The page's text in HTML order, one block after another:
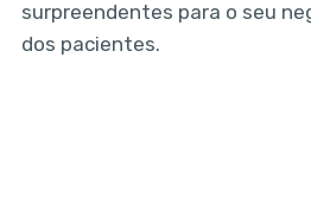
surpreendentes para o seu
dos pacientes.